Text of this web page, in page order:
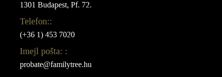
1301 Budapest, Pf. 72.
Telefon::
(+36 1) 453 7020
Imejl pošta: :
probate@familytree.hu